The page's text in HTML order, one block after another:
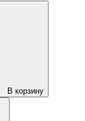
В корзину